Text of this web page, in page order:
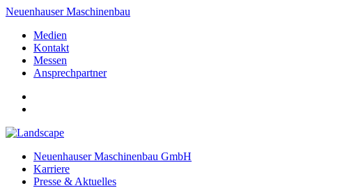
Neuenhauser Maschinenbau
Medien
Kontakt
Messen
Ansprechpartner
Neuenhauser Maschinenbau GmbH
Karriere
Presse & Aktuelles